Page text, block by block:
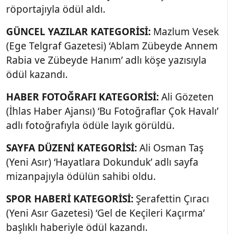
röportajıyla ödül aldı.
GÜNCEL YAZILAR KATEGORİSİ: Mazlum Vesek
(Ege Telgraf Gazetesi) ‘Ablam Zübeyde Annem
Rabia ve Zübeyde Hanım’ adlı köşe yazısıyla
ödül kazandı.
HABER FOTOĞRAFI KATEGORİSİ:Ali Gözeten
(İhlas Haber Ajansı) ‘Bu Fotoğraflar Çok Havalı’
adlı fotoğrafıyla ödüle layık görüldü.
SAYFA DÜZENİ KATEGORİSİ:Ali Osman Taş
(Yeni Asır) ‘Hayatlara Dokunduk’ adlı sayfa
mizanpajıyla ödülün sahibi oldu.
SPOR HABERİ KATEGORİSİ: Şerafettin Çıracı
(Yeni Asır Gazetesi) ‘Gel de Keçileri Kaçırma’
başlıklı haberiyle ödül kazandı.